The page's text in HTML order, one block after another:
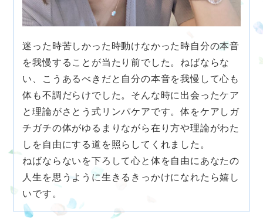
迷った時苦しかった時動けなかった時自分の本音
を我慢することが当たり前でした。ねばならな
い、こうあるべきだと自分の本音を我慢して心も
体も不調だらけでした。そんな時に出会ったケア
と理論がさとう式リンパケアです。体をケアしガ
チガチの体がゆるまりながら在り方や理論がわた
しを自由にする道を照らしてくれました。
ねばならないを下ろして心と体を自由にあなたの
人生を思うように生きるきっかけになれたら嬉し
いです。